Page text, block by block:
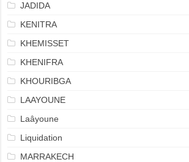
JADIDA
KENITRA
KHEMISSET
KHENIFRA
KHOURIBGA
LAAYOUNE
Laâyoune
Liquidation
MARRAKECH